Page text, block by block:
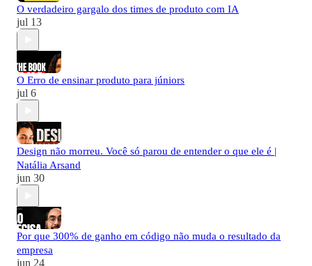
O verdadeiro gargalo dos times de produto com IA
jul 13
O Erro de ensinar produto para júniors
jul 6
Design não morreu. Você só parou de entender o que ele é |
Natália Arsand
jun 30
Por que 300% de ganho em código não muda o resultado da
empresa
jun 24